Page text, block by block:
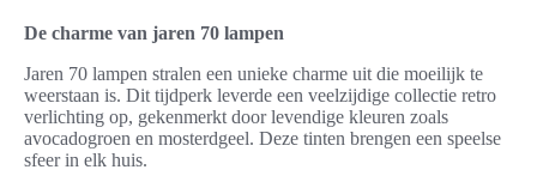
De charme van jaren 70 lampen
Jaren 70 lampen stralen een unieke charme uit die moeilijk te
weerstaan is. Dit tijdperk leverde een veelzijdige collectie retro
verlichting op, gekenmerkt door levendige kleuren zoals
avocadogroen en mosterdgeel. Deze tinten brengen een speelse
sfeer in elk huis.